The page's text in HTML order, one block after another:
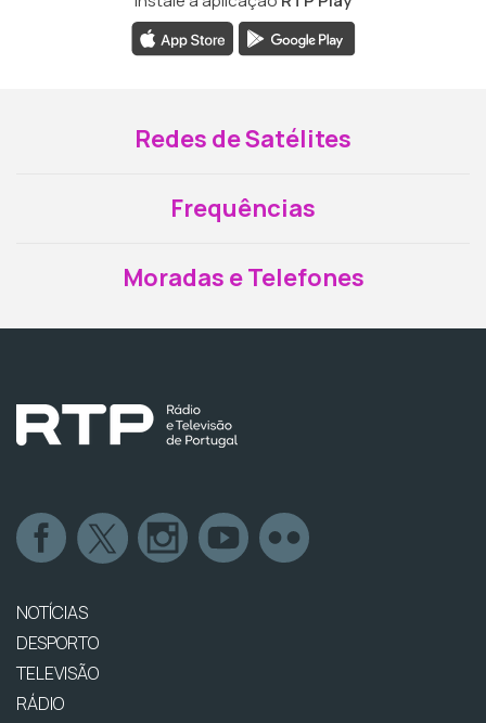
Redes de Satélites
Frequências
Moradas e Telefones
NOTÍCIAS
DESPORTO
TELEVISÃO
RÁDIO